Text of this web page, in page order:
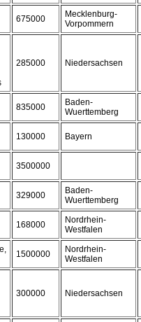
675000
Mecklenburg-
Vorpommern
285000 Niedersachsen
835000
Baden-
Wuerttemberg
130000 Bayern
3500000
329000
Baden-
Wuerttemberg
168000
Nordrhein-
Westfalen
1500000
Nordrhein-
Westfalen
300000 Niedersachsen